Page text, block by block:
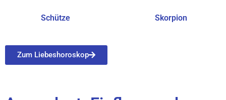
Schütze Skorpion
Zum Liebeshoroskop